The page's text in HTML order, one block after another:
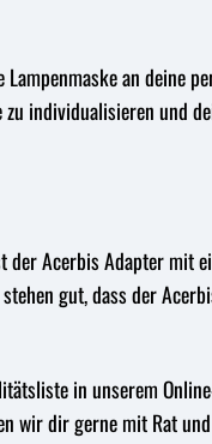
an deine
individualisieren und
Acerbis Adapter mit
gut, dass der
in unserem
wir dir gerne mit Rat